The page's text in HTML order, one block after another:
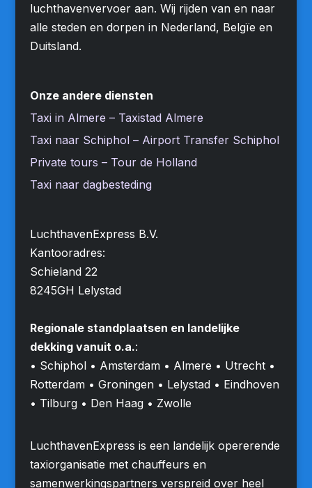
luchthavenvervoer aan. Wij rijden van en naar
alle steden en dorpen in Nederland, Belgïe en
Duitsland.
Onze andere diensten
Taxi in Almere – Taxistad Almere
Taxi naar Schiphol – Airport Transfer Schiphol
Private tours – Tour de Holland
Taxi naar dagbesteding
LuchthavenExpress B.V.
Kantooradres:
Schieland 22
8245GH Lelystad
Regionale standplaatsen en landelijke
dekking vanuit o.a.:
• Schiphol • Amsterdam • Almere • Utrecht •
Rotterdam • Groningen • Lelystad • Eindhoven
• Tilburg • Den Haag • Zwolle
LuchthavenExpress is een landelijk opererende
taxiorganisatie met chauffeurs en
samenwerkingspartners verspreid over heel